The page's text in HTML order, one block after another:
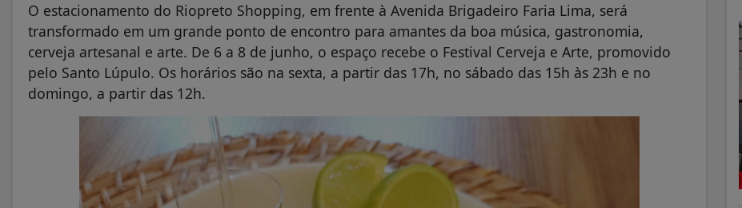
O estacionamento do Riopreto Shopping, em frente à Avenida Brigadeiro Faria Lima, será
transformado em um grande ponto de encontro para amantes da boa música, gastronomia,
cerveja artesanal e arte. De 6 a 8 de junho, o espaço recebe o Festival Cerveja e Arte, promovido
pelo Santo Lúpulo. Os horários são na sexta, a partir das 17h, no sábado das 15h às 23h e no
domingo, a partir das 12h.